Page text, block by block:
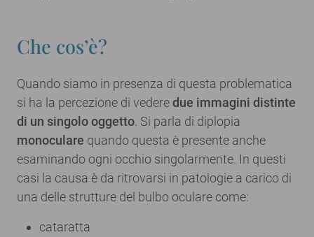
Che cos’è?
Quando siamo in presenza di questa problematica
si ha la percezione di vederedue immagini distinte
di un singolo oggetto . Si parla di diplopia
monoculare quando questa è presente anche
esaminando ogni occhio singolarmente. In questi
casi la causa è da ritrovarsi in patologie a carico di
una delle strutture del bulbo oculare come:
cataratta